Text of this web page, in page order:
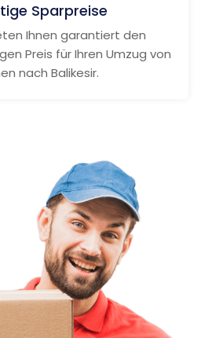
Sparpreise
Ihnen garantiert den
Preis für Ihren Umzug von
nach Balikesir.